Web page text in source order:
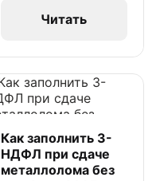
Читать
Как заполнить 3-
НДФЛ при сдаче
металлолома без